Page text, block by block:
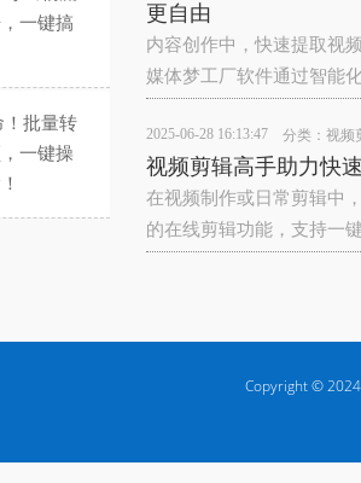
一键搞
批量转
一键操
更自由
内容创作中，快速提取视
媒体梦工厂软件‌通过智能
2025-06-28 16:13:47 分类： 视频
视频剪辑高手助力快
在视频制作或日常剪辑中
的在线剪辑功能，支持一
Copyright ©